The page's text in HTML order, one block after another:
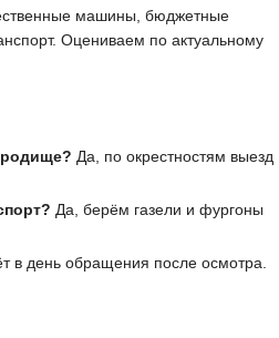
машины, бюджетные
Оцениваем по актуальному
Да, по окрестностям выезд
Да, берём газели и фургоны
в день обращения после осмотра.